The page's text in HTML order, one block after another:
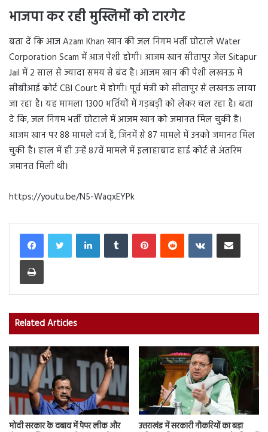
भाजपा कर रही मुस्लिमों को टारगेट
बता दें कि आज Azam Khan खान की जल निगम भर्ती घोटाले Water
Corporation Scam में आज पेशी होगी। आजम खान सीतापुर जेल Sitapur
Jail में 2 साल से ज्यादा समय से बंद है। आजम खान की पेशी लखनऊ में
सीबीआई कोर्ट CBI Court में होगी। पूर्व मंत्री को सीतापुर से लखनऊ लाया
जा रहा है। यह मामला 1300 भर्तियों में गड़बड़ी को लेकर चल रहा है। बता
दे कि, जल निगम भर्ती घोटाले में आजम खान को जमानत मिल चुकी है।
आजम खान पर 88 मामले दर्ज हैं, जिनमें से 87 मामले में उनको जमानत मिल
चुकी है। हाल में ही उन्हें 87वें मामले में इलाहाबाद हाई कोर्ट से अंतरिम
जमानत मिली थी।
https://youtu.be/N5-WaqxEYPk
LinkedInTumblr PinterestReddit VKontakteShare via Email
Print
Related Articles
मोदी सरकार के दबाव में पेपर लीक और
उत्तराखंड में सरकारी नौकरियों का बड़ा